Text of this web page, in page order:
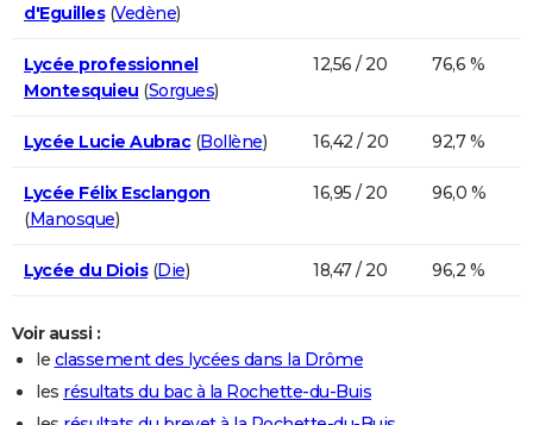
d'Eguilles(Vedène)
Lycée professionnel
Montesquieu (Sorgues)
12,56 / 20 76,6 %
Lycée Lucie Aubrac(Bollène) 16,42 / 20 92,7 %
Lycée Félix Esclangon
(Manosque)
16,95 / 20 96,0 %
Lycée du Diois(Die) 18,47 / 20 96,2 %
Voir aussi :
le classement des lycées dans la Drôme
les résultats du bac à la Rochette-du-Buis